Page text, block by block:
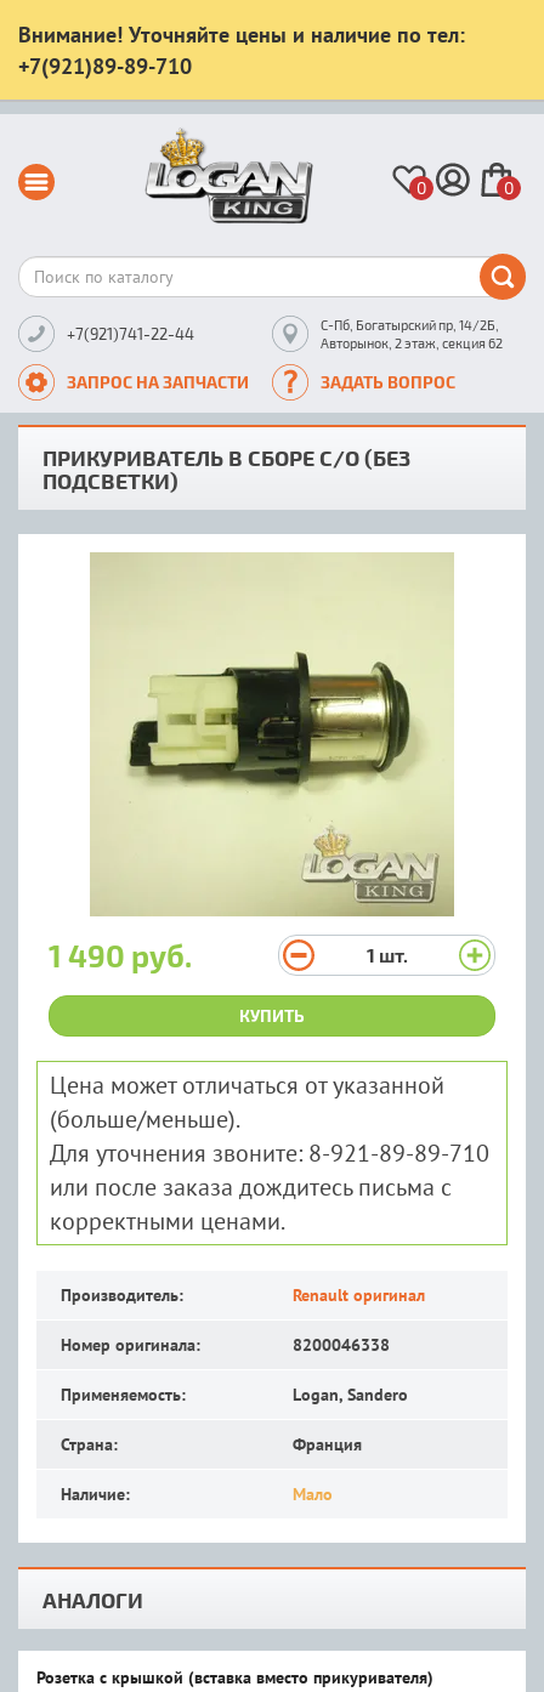
Внимание! Уточняйте цены и наличие по тел:
+7(921)89-89-710
0 0
+7(921)741-22-44
С-Пб, Богатырский пр, 14/2Б,
Авторынок, 2 этаж, секция 62
ЗАПРОС НА ЗАПЧАСТИ ЗАДАТЬ ВОПРОС
ПРИКУРИВАТЕЛЬ В СБОРЕ C/О (БЕЗ
ПОДСВЕТКИ)
1 490 руб. 1 шт.
КУПИТЬ
Цена может отличаться от указанной
(больше/меньше).
Для уточнения звоните: 8-921-89-89-710
или после заказа дождитесь письма с
корректными ценами.
Производитель: Renault оригинал
Номер оригинала: 8200046338
Применяемость: Logan, Sandero
Страна: Франция
Наличие: Мало
АНАЛОГИ
Розетка с крышкой (вставка вместо прикуривателя)